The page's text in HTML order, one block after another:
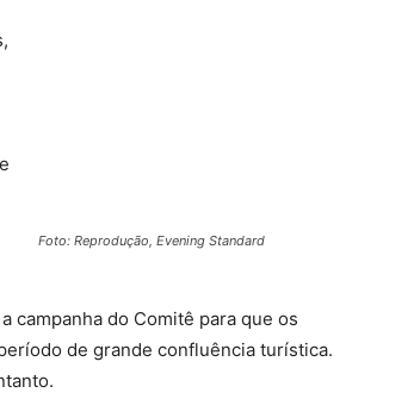
Foto: Reprodução, Evening Standard
campanha do Comitê para que os
de grande confluência turística.